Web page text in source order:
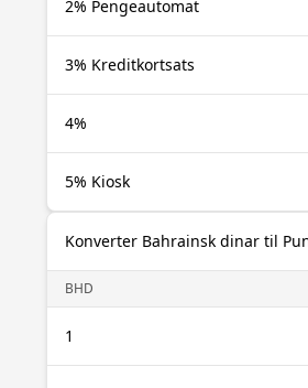
2% Pengeautomat
3% Kreditkortsats
4%
5% Kiosk
Konverter Bahrainsk dinar til
BHD
1